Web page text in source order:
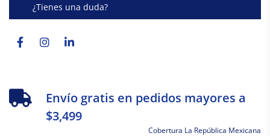
¿Tienes una duda?
f
Envío gratis en pedidos mayores a
$3,499
Cobertura La República Mexicana